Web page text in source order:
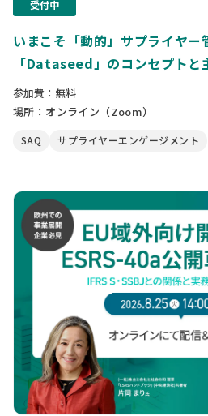
受付中
いまこそ「動的」サプライヤー
「Dataseed」のコンセプトと
参加費：無料
場所：オンライン（Zoom）
SAQ サプライヤーエンゲージメント